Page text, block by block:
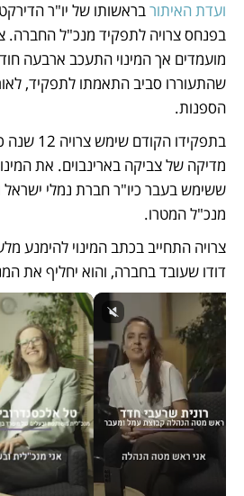
ועדת האיתור
הספנות.
מנכ"ל המטרו.
דודו שעובד בחברה, והוא יחליף את